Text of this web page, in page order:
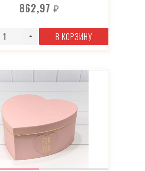
862,97 ₽
В КОРЗИНУ